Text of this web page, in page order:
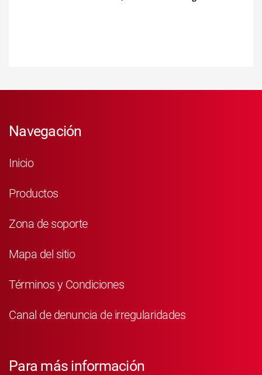
Navegación
Inicio
Productos
Zona de soporte
Mapa del sitio
Términos y Condiciones
Canal de denuncia de irregularidades
Para más información